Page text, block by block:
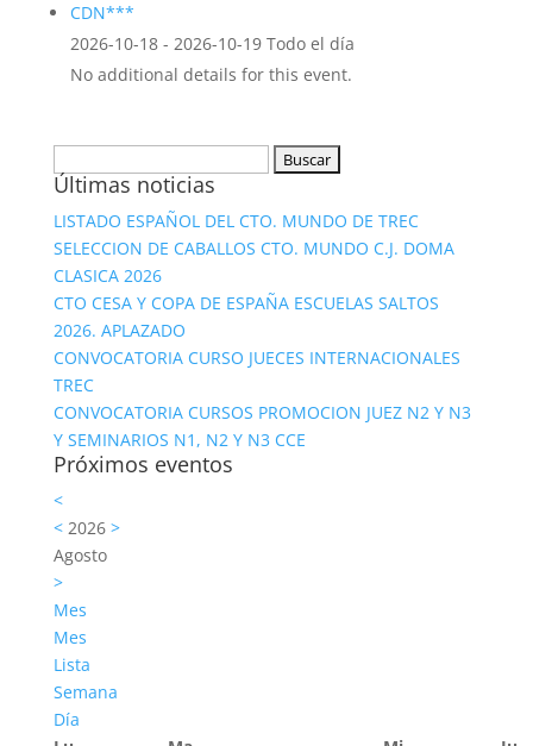
CDN***
2026-10-18 - 2026-10-19 Todo el día
No additional details for this event.
Últimas noticias
LISTADO ESPAÑOL DEL CTO. MUNDO DE TREC
SELECCION DE CABALLOS CTO. MUNDO C.J. DOMA
CLASICA 2026
CTO CESA Y COPA DE ESPAÑA ESCUELAS SALTOS
2026. APLAZADO
CONVOCATORIA CURSO JUECES INTERNACIONALES
TREC
CONVOCATORIA CURSOS PROMOCION JUEZ N2 Y N3
Y SEMINARIOS N1, N2 Y N3 CCE
Próximos eventos
<
<2026 >
Agosto
>
Mes
Mes
Lista
Semana
Día